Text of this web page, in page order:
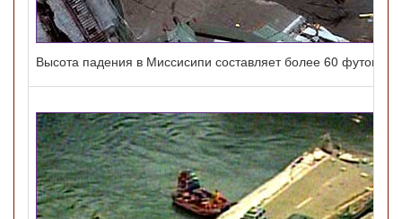
Высота падения в Миссисипи составляет более 60 футов (